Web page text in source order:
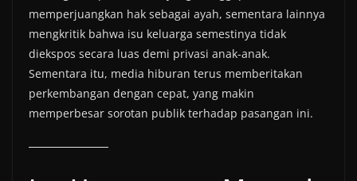
memperjuangkan hak sebagai ayah, sementara lainnya
mengkritik bahwa isu keluarga semestinya tidak
diekspos secara luas demi privasi anak-anak.
Sementara itu, media hiburan terus memberitakan
perkembangan dengan cepat, yang makin
memperbesar sorotan publik terhadap pasangan ini.